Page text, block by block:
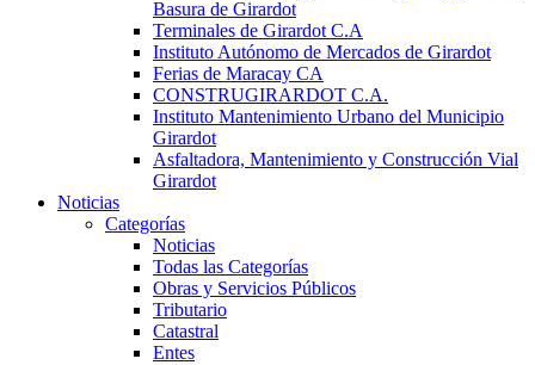
Basura de Girardot
Terminales de Girardot C.A
Instituto Autónomo de Mercados de Girardot
Ferias de Maracay CA
CONSTRUGIRARDOT C.A.
Instituto Mantenimiento Urbano del Municipio
Girardot
Asfaltadora, Mantenimiento y Construcción Vial
Girardot
Noticias
Categorías
Noticias
Todas las Categorías
Obras y Servicios Públicos
Tributario
Catastral
Entes